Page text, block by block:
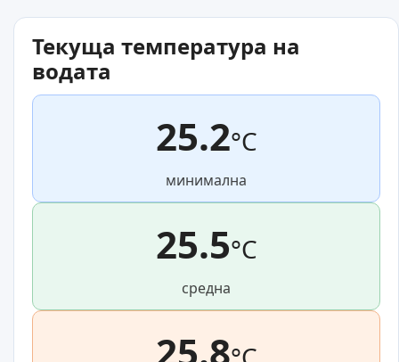
Текуща температура на
водата
25.2°C
минимална
25.5°C
средна